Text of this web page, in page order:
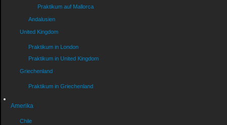
Praktikum auf Mallorca
Andalusien
United Kingdom
Praktikum in London
Praktikum in United Kingdom
Griechenland
Praktikum in Griechenland
Amerika
Chile